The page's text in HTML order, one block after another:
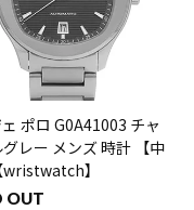
ポロ G0A41003 チャ
レー メンズ 時計 【中
】
OUT